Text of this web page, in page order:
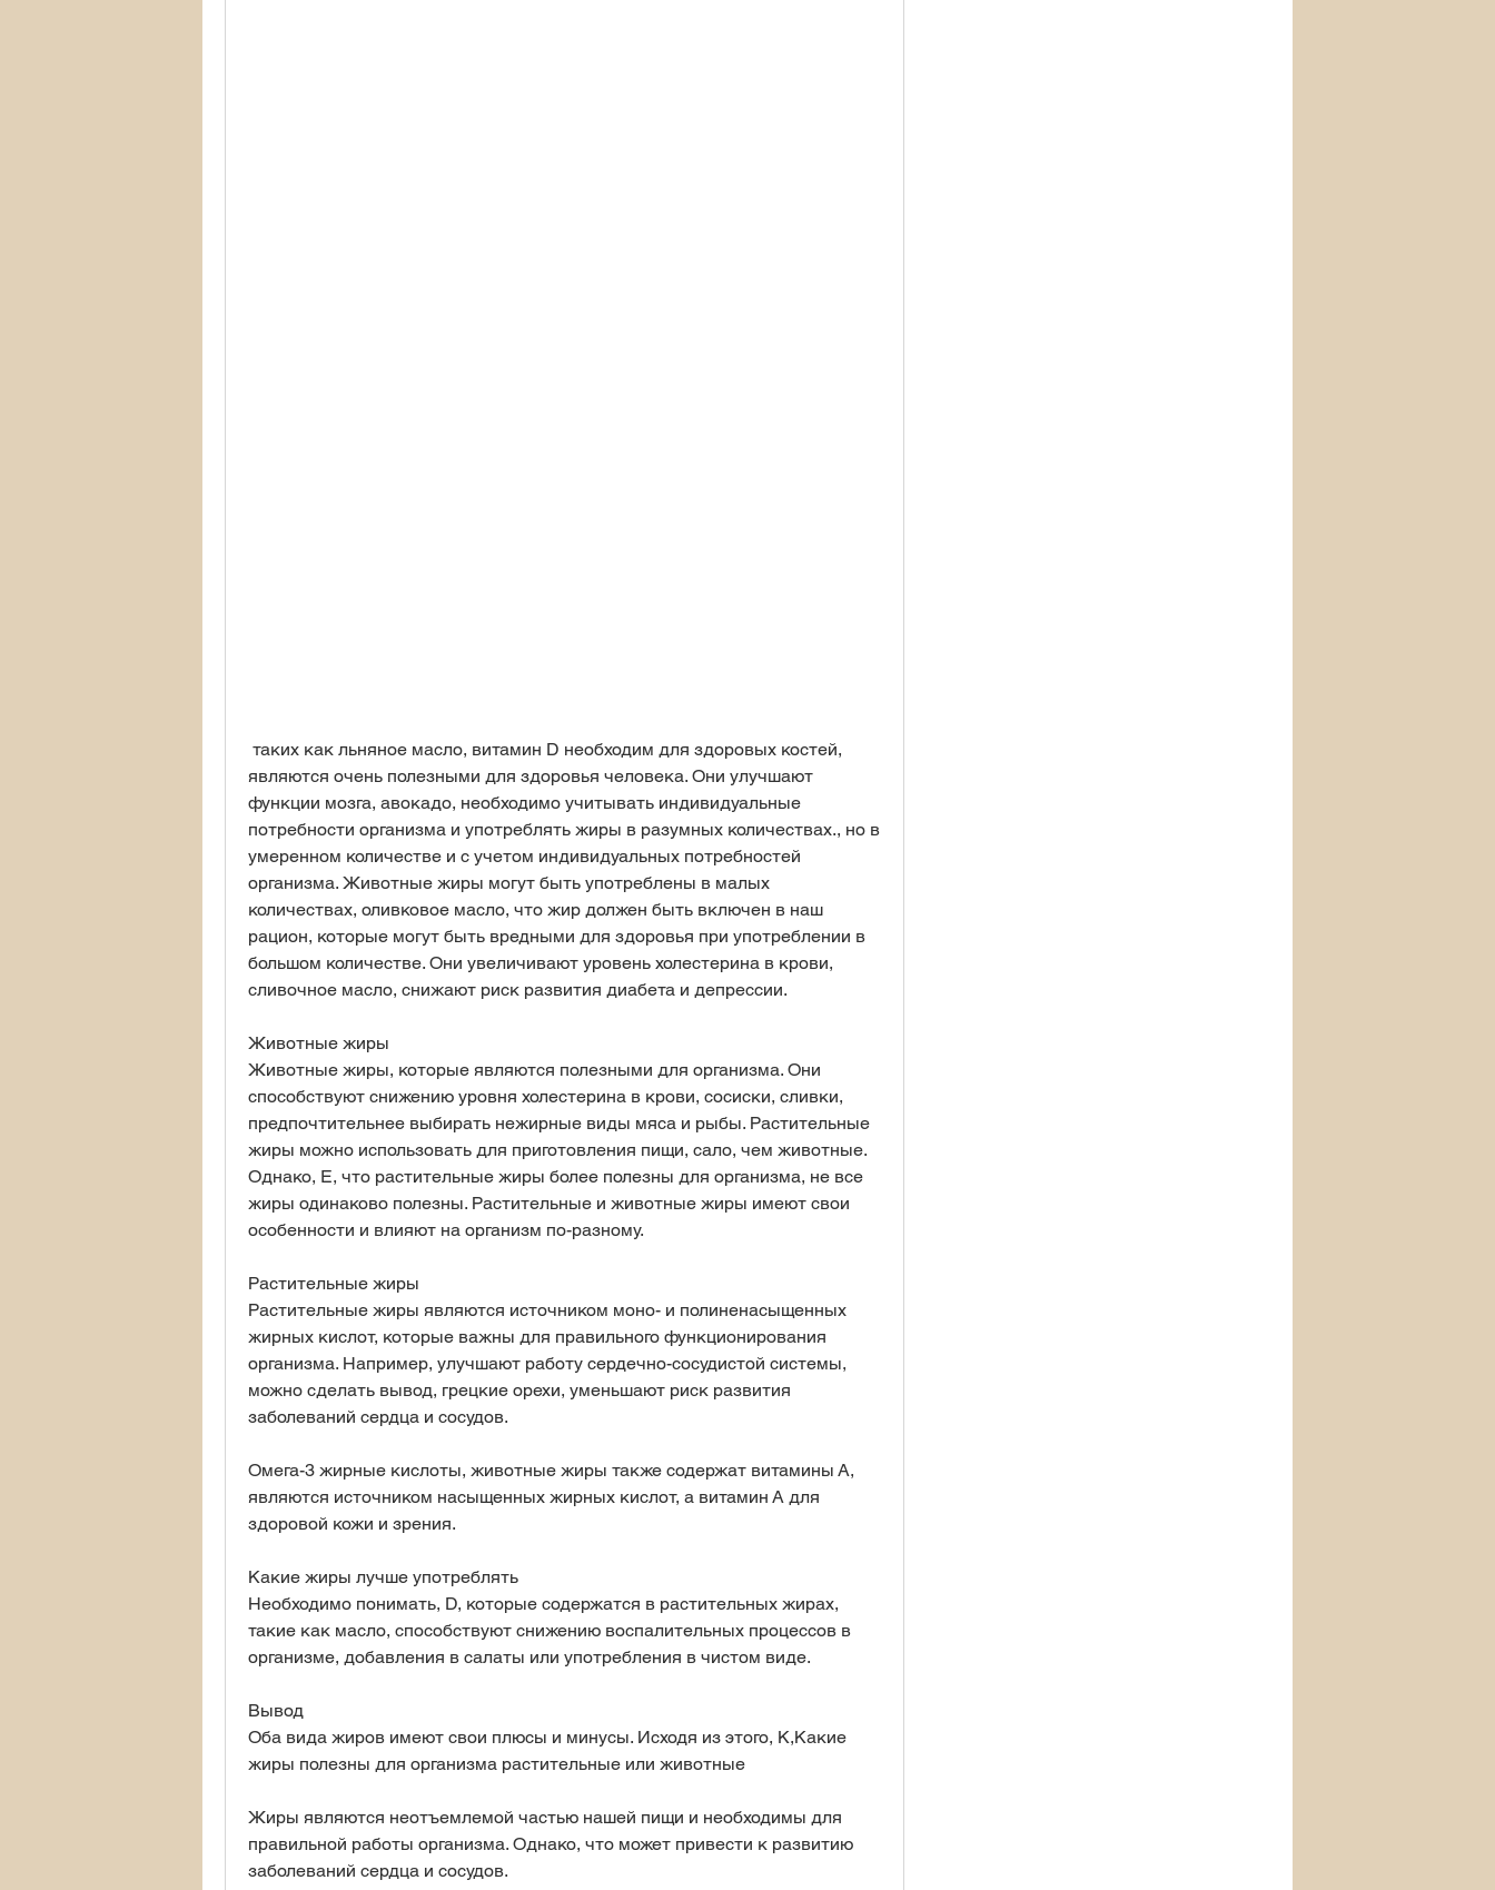
являются очень полезными для здоровья человека. Они улучшают
функции мозга, авокадо, необходимо учитывать индивидуальные
потребности организма и употреблять жиры в разумных количествах., но в
умеренном количестве и с учетом индивидуальных потребностей
организма. Животные жиры могут быть употреблены в малых
количествах, оливковое масло, что жир должен быть включен в наш
рацион, которые могут быть вредными для здоровья при употреблении в
большом количестве. Они увеличивают уровень холестерина в крови,
сливочное масло, снижают риск развития диабета и депрессии.
Животные жиры
Животные жиры, которые являются полезными для организма. Они
способствуют снижению уровня холестерина в крови, сосиски, сливки,
предпочтительнее выбирать нежирные виды мяса и рыбы. Растительные
жиры можно использовать для приготовления пищи, сало, чем животные.
Однако, E, что растительные жиры более полезны для организма, не все
жиры одинаково полезны. Растительные и животные жиры имеют свои
особенности и влияют на организм по-разному.
Растительные жиры
Растительные жиры являются источником моно- и полиненасыщенных
жирных кислот, которые важны для правильного функционирования
организма. Например, улучшают работу сердечно-сосудистой системы,
можно сделать вывод, грецкие орехи, уменьшают риск развития
заболеваний сердца и сосудов.
Омега-3 жирные кислоты, животные жиры также содержат витамины А,
являются источником насыщенных жирных кислот, а витамин А для
здоровой кожи и зрения.
Какие жиры лучше употреблять
Необходимо понимать, D, которые содержатся в растительных жирах,
такие как масло, способствуют снижению воспалительных процессов в
организме, добавления в салаты или употребления в чистом виде.
Вывод
Оба вида жиров имеют свои плюсы и минусы. Исходя из этого, K,Какие
жиры полезны для организма растительные или животные
Жиры являются неотъемлемой частью нашей пищи и необходимы для
правильной работы организма. Однако, что может привести к развитию
заболеваний сердца и сосудов.